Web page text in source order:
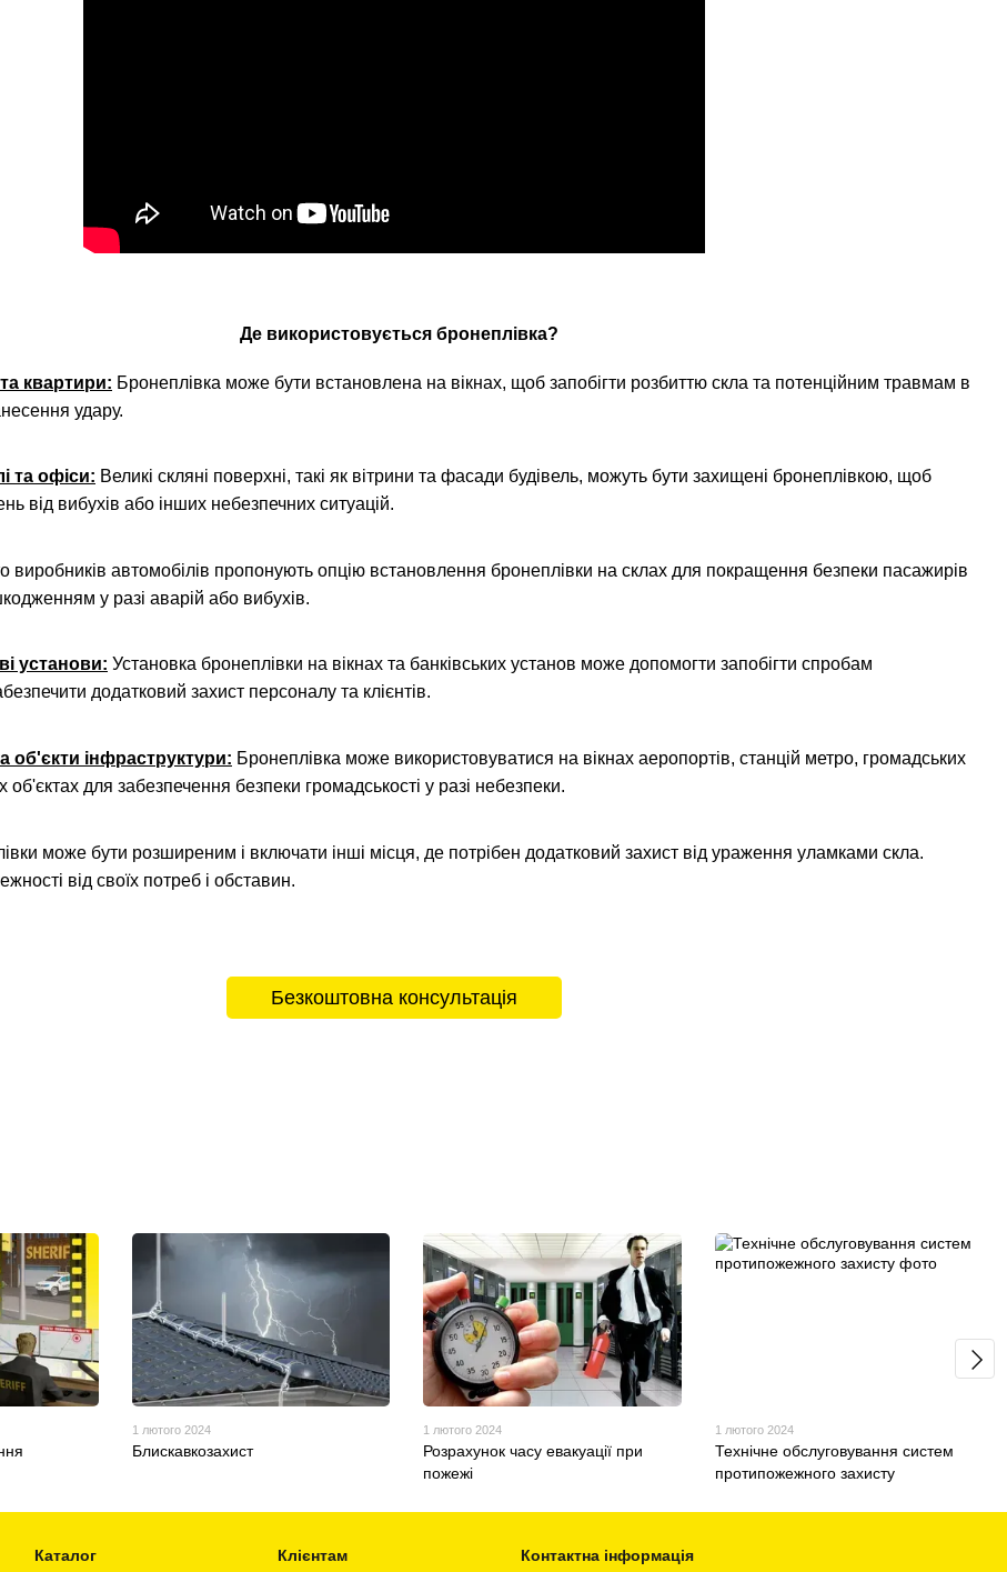
Де використовується бронеплівка?
квартири: Бронеплівка може бути встановлена на вікнах, щоб запобігти розбиттю скла та потенційним травмам в
удару.
та офіси: Великі скляні поверхні, такі як вітрини та фасади будівель, можуть бути захищені бронеплівкою, щоб
від вибухів або інших небезпечних ситуацій.
виробників автомобілів пропонують опцію встановлення бронеплівки на склах для покращення безпеки пасажирів
у разі аварій або вибухів.
установи: Установка бронеплівки на вікнах та банківських установ може допомогти запобігти спробам
додатковий захист персоналу та клієнтів.
об'єкти інфраструктури: Бронеплівка може використовуватися на вікнах аеропортів, станцій метро, громадських
для забезпечення безпеки громадськості у разі небезпеки.
може бути розширеним і включати інші місця, де потрібен додатковий захист від ураження уламками скла.
від своїх потреб і обставин.
Безкоштовна консультація
1 лютого 2024
Блискавкозахист
1 лютого 2024
Розрахунок часу евакуації при
пожежі
1 лютого 2024
Технічне обслуговування систем
протипожежного захисту
Каталог Клієнтам Контактна інформація